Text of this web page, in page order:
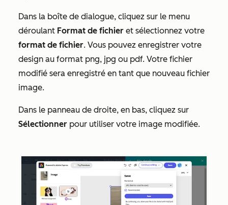
Dans la boîte de dialogue, cliquez sur le menu
déroulant Format de fichier et sélectionnez votre
format de fichier. Vous pouvez enregistrer votre
design au format png, jpg ou pdf. Votre fichier
modifié sera enregistré en tant que nouveau fichier
image.
Dans le panneau de droite, en bas, cliquez sur
Sélectionner pour utiliser votre image modifiée.